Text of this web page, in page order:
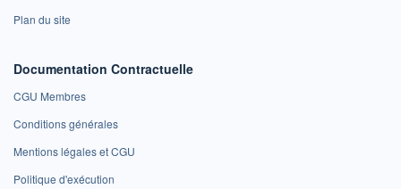
Plan du site
Documentation Contractuelle
CGU Membres
Conditions générales
Mentions légales et CGU
Politique d'exécution